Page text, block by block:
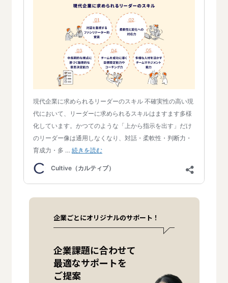
企業ごとにオリジナルのサポート！
企業課題に合わせて
最適なサポートを
ご提案